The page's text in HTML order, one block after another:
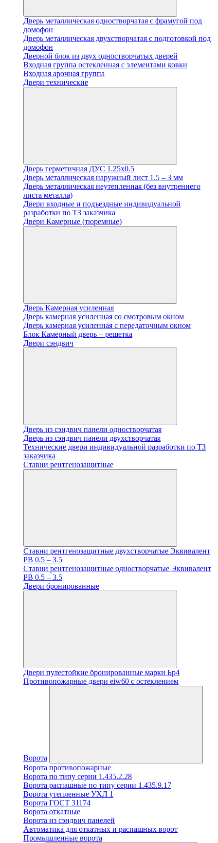
Дверь металлическая одностворчатая с фрамугой под
домофон
Дверь металлическая двухстворчатая с подготовкой под
домофон
Дверной блок из двух одностворчатых дверей
Входная группа остекленная с элементами ковки
Входная арочная группа
Двери технические
Дверь герметичная ДУС 1.25х0.5
Дверь металлическая наружный лист 1.5 – 3 мм
Дверь металлическая неутепленная (без внутреннего
листа металла)
Двери входные и подъездные индивидуальной
разработки по ТЗ заказчика
Двери Камерные (тюремные)
Дверь Камерная усиленная
Дверь камерная усиленная со смотровым окном
Дверь камерная усиленная с передаточным окном
Блок Камерный дверь + решетка
Двери сэндвич
Дверь из сэндвич панели одностворчатая
Дверь из сэндвич панели двухстворчатая
Технические двери индивидуальной разработки по ТЗ
заказчика
Ставни рентгенозащитные
Ставни рентгенозащитные двухстворчатые Эквивалент
PB 0.5 – 3.5
Ставни рентгенозащитные одностворчатые Эквивалент
PB 0.5 – 3.5
Двери бронированные
Двери пулестойкие бронированные марки Бр4
Противопожарные двери eiw60 с остеклением
Ворота
Ворота противопожарные
Ворота по типу серии 1.435.2.28
Ворота распашные по типу серии 1.435.9.17
Ворота утепленные УХЛ 1
Ворота ГОСТ 31174
Ворота откатные
Ворота из сэндвич панелей
Автоматика для откатных и распашных ворот
Промышленные ворота